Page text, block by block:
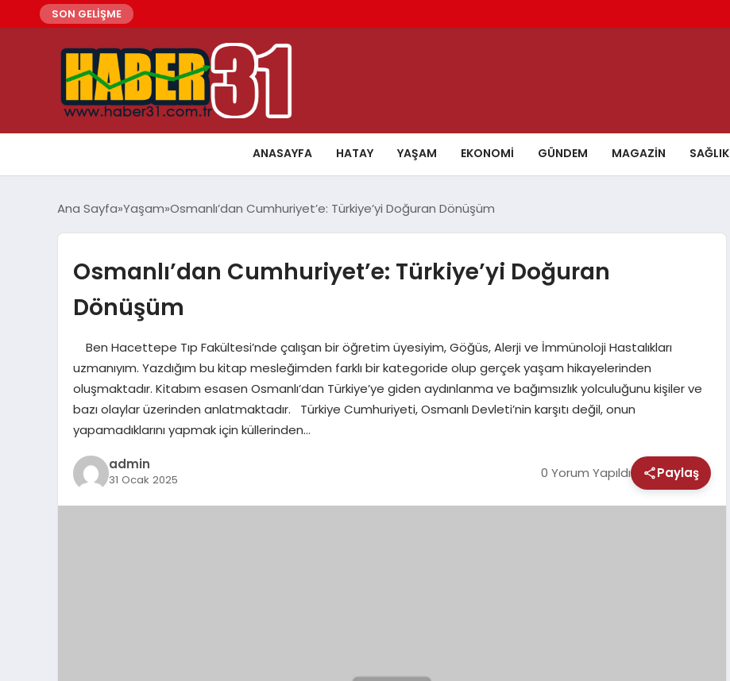
SON GELİŞME
ANASAYFA HATAY YAŞAM EKONOMI GÜNDEM MAGAZIN SAĞLIK
Ana Sayfa Yaşam Osmanlı’dan Cumhuriyet’e: Türkiye’yi Doğuran Dönüşüm
Osmanlı’dan Cumhuriyet’e: Türkiye’yi Doğuran
Dönüşüm
Ben Hacettepe Tıp Fakültesi’nde çalışan bir öğretim üyesiyim, Göğüs, Alerji ve İmmünoloji Hastalıkları
uzmanıyım. Yazdığım bu kitap mesleğimden farklı bir kategoride olup gerçek yaşam hikayelerinden
oluşmaktadır. Kitabım esasen Osmanlı’dan Türkiye’ye giden aydınlanma ve bağımsızlık yolculuğunu kişiler ve
bazı olaylar üzerinden anlatmaktadır. Türkiye Cumhuriyeti, Osmanlı Devleti’nin karşıtı değil, onun
yapamadıklarını yapmak için küllerinden…
admin
31 Ocak 2025 0 Yorum Yapıldı Paylaş